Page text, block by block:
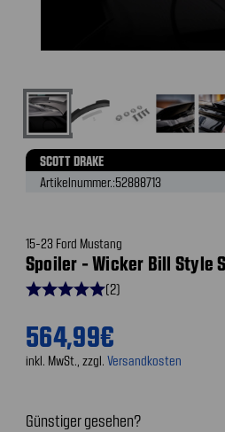
SCOTT DRAKE
Artikelnummer.:52888713
15-23 Ford Mustang
Spoiler - Wicker Bill Style
starstarstarstarstar(2)
564,99€
inkl. MwSt., zzgl. Versandkosten
Günstiger gesehen?